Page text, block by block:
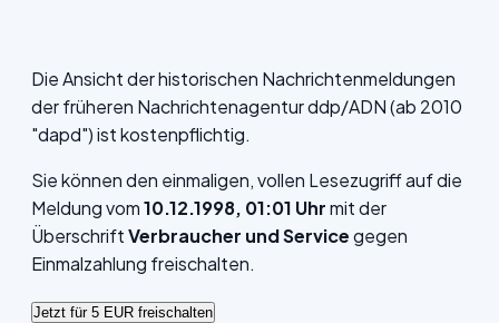
Die Ansicht der historischen Nachrichtenmeldungen
der früheren Nachrichtenagentur ddp/ADN (ab 2010
"dapd") ist kostenpflichtig.
Sie können den einmaligen, vollen Lesezugriff auf die
Meldung vom10.12.1998, 01:01 Uhrmit der
ÜberschriftVerbraucher und Servicegegen
Einmalzahlung freischalten.